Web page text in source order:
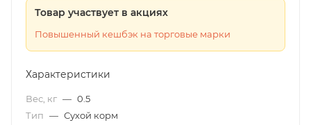
Товар участвует в акциях
Повышенный кешбэк на торговые марки
Характеристики
Вес, кг — 0.5
Тип — Сухой корм